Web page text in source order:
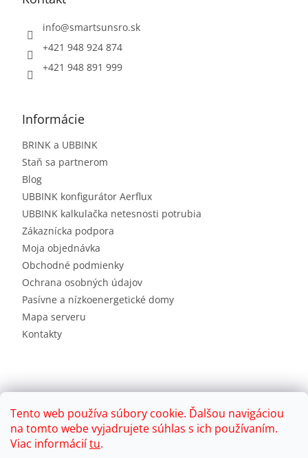
Tento web používa súbory cookie. Ďalšou navigáciou
na tomto webe vyjadrujete súhlas s ich používaním.
Viac informáciítu.
info@smartsunsro.sk
+421 948 924 874
+421 948 891 999
Informácie
BRINK a UBBINK
Staň sa partnerom
Blog
UBBINK konfigurátor Aerflux
UBBINK kalkulačka netesnosti potrubia
Zákaznícka podpora
Moja objednávka
Obchodné podmienky
Ochrana osobných údajov
Pasívne a nízkoenergetické domy
Mapa serveru
Kontakty